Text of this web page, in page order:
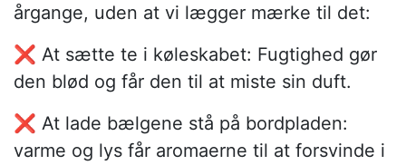
årgange, uden at vi lægger mærke til det:
❌ At sætte te i køleskabet: Fugtighed gør
den blød og får den til at miste sin duft.
❌ At lade bælgene stå på bordpladen:
varme og lys får aromaerne til at forsvinde i